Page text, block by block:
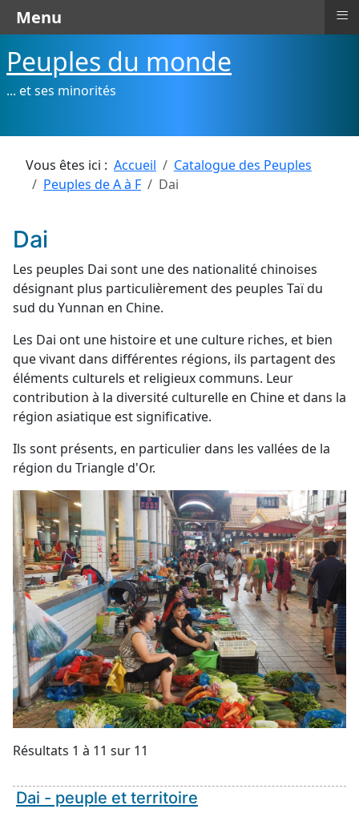
Peuples du monde
... et ses minorités
Vous êtes ici : Accueil
Catalogue des Peuples
Peuples de A à F
Dai
Dai
Les peuples Dai sont une des nationalité chinoises
désignant plus particulièrement des peuples Taï du
sud du Yunnan en Chine.
Les Dai ont une histoire et une culture riches, et bien
que vivant dans différentes régions, ils partagent des
éléments culturels et religieux communs. Leur
contribution à la diversité culturelle en Chine et dans la
région asiatique est significative.
Ils sont présents, en particulier dans les vallées de la
région du Triangle d'Or.
Résultats 1 à 11 sur 11
Dai - peuple et territoire
Menu ≡